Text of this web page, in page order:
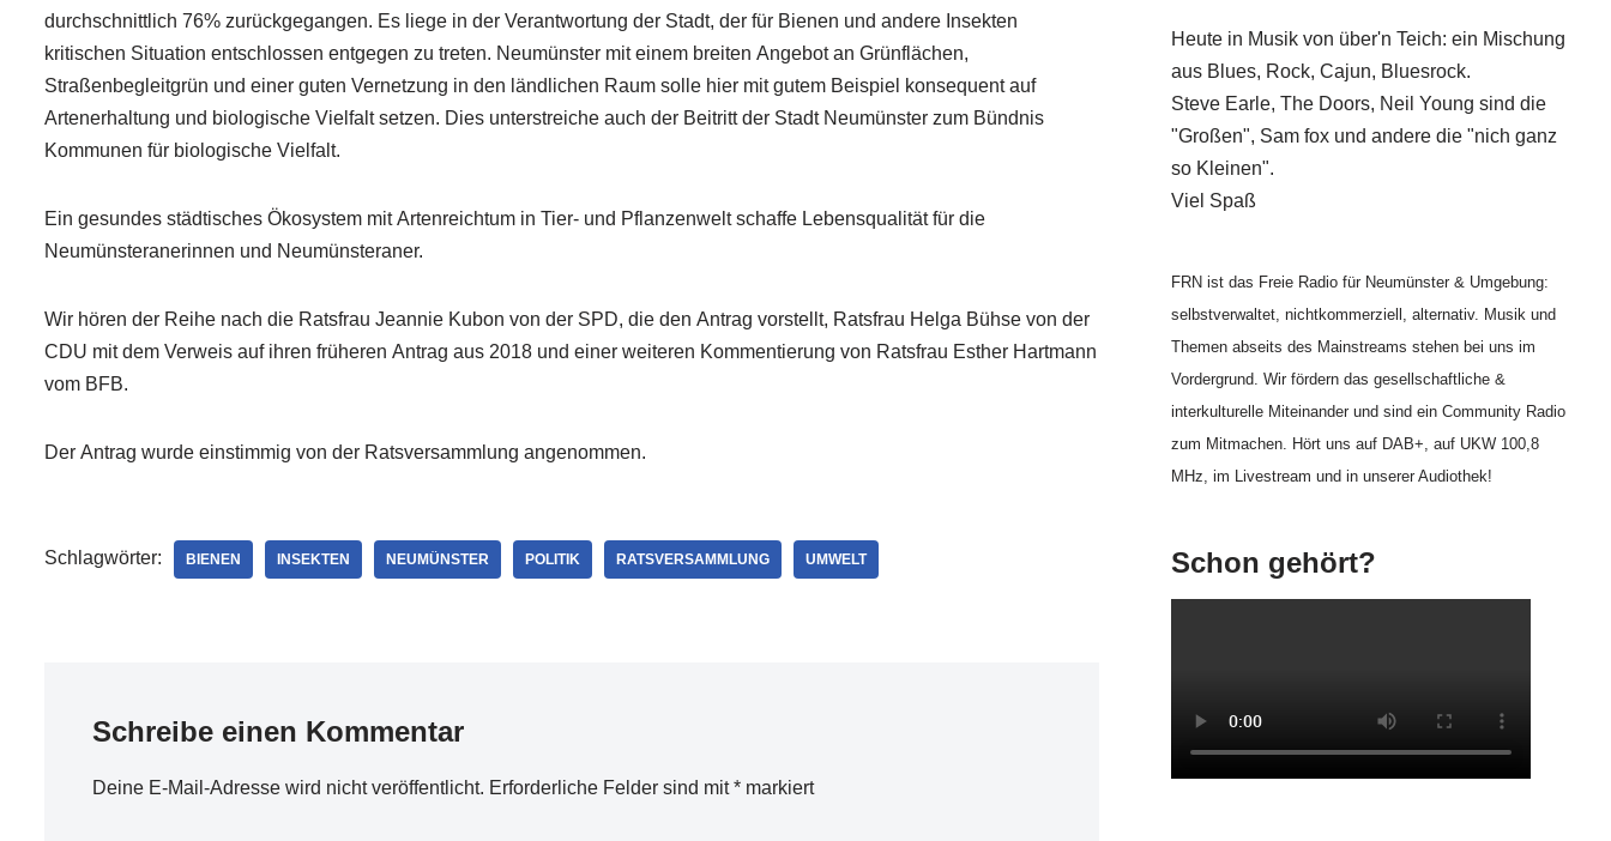
durchschnittlich 76% zurückgegangen. Es liege in der Verantwortung der Stadt, der für Bienen und andere Insekten
kritischen Situation entschlossen entgegen zu treten. Neumünster mit einem breiten Angebot an Grünflächen,
Straßenbegleitgrün und einer guten Vernetzung in den ländlichen Raum solle hier mit gutem Beispiel konsequent auf
Artenerhaltung und biologische Vielfalt setzen. Dies unterstreiche auch der Beitritt der Stadt Neumünster zum Bündnis
Kommunen für biologische Vielfalt.
Ein gesundes städtisches Ökosystem mit Artenreichtum in Tier- und Pflanzenwelt schaffe Lebensqualität für die
Neumünsteranerinnen und Neumünsteraner.
Wir hören der Reihe nach die Ratsfrau Jeannie Kubon von der SPD, die den Antrag vorstellt, Ratsfrau Helga Bühse von der
CDU mit dem Verweis auf ihren früheren Antrag aus 2018 und einer weiteren Kommentierung von Ratsfrau Esther Hartmann
vom BFB.
Der Antrag wurde einstimmig von der Ratsversammlung angenommen.
Schlagwörter: BIENEN INSEKTEN NEUMÜNSTER POLITIK RATSVERSAMMLUNG UMWELT
Schreibe einen Kommentar
Deine E-Mail-Adresse wird nicht veröffentlicht. Erforderliche Felder sind mit* markiert
Heute in Musik von über'n Teich: ein Mischung
aus Blues, Rock, Cajun, Bluesrock.
Steve Earle, The Doors, Neil Young sind die
"Großen", Sam fox und andere die "nich ganz
so Kleinen".
Viel Spaß
FRN ist das Freie Radio für Neumünster & Umgebung:
selbstverwaltet, nichtkommerziell, alternativ. Musik und
Themen abseits des Mainstreams stehen bei uns im
Vordergrund. Wir fördern das gesellschaftliche &
interkulturelle Miteinander und sind ein Community Radio
zum Mitmachen. Hört uns auf DAB+, auf UKW 100,8
MHz, im Livestream und in unserer Audiothek!
Schon gehört?